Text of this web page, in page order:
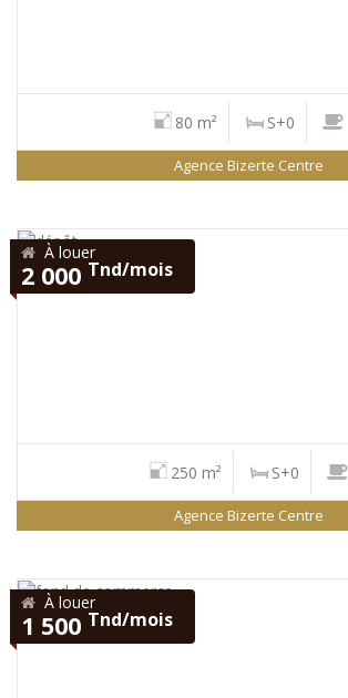
80 m² S+0
Agence Bizerte Centre
À louer
2 000 Tnd/mois
250 m² S+0
Agence Bizerte Centre
À louer
1 500 Tnd/mois